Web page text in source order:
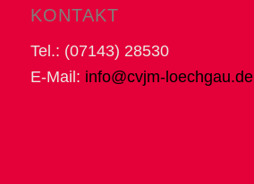
KONTAKT
Tel.: (07143) 28530
E-Mail: info@cvjm-loechgau.de